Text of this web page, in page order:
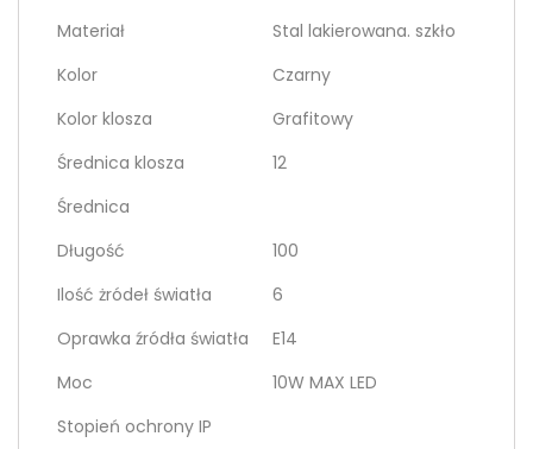
Materiał
Stal lakierowana. szkło
Kolor
Czarny
Kolor klosza
Grafitowy
Średnica klosza
12
Średnica
Długość
100
Ilość żródeł światła
6
Oprawka źródła światła
E14
Moc
10W MAX LED
Stopień ochrony IP